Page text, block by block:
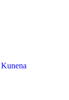
Kunena